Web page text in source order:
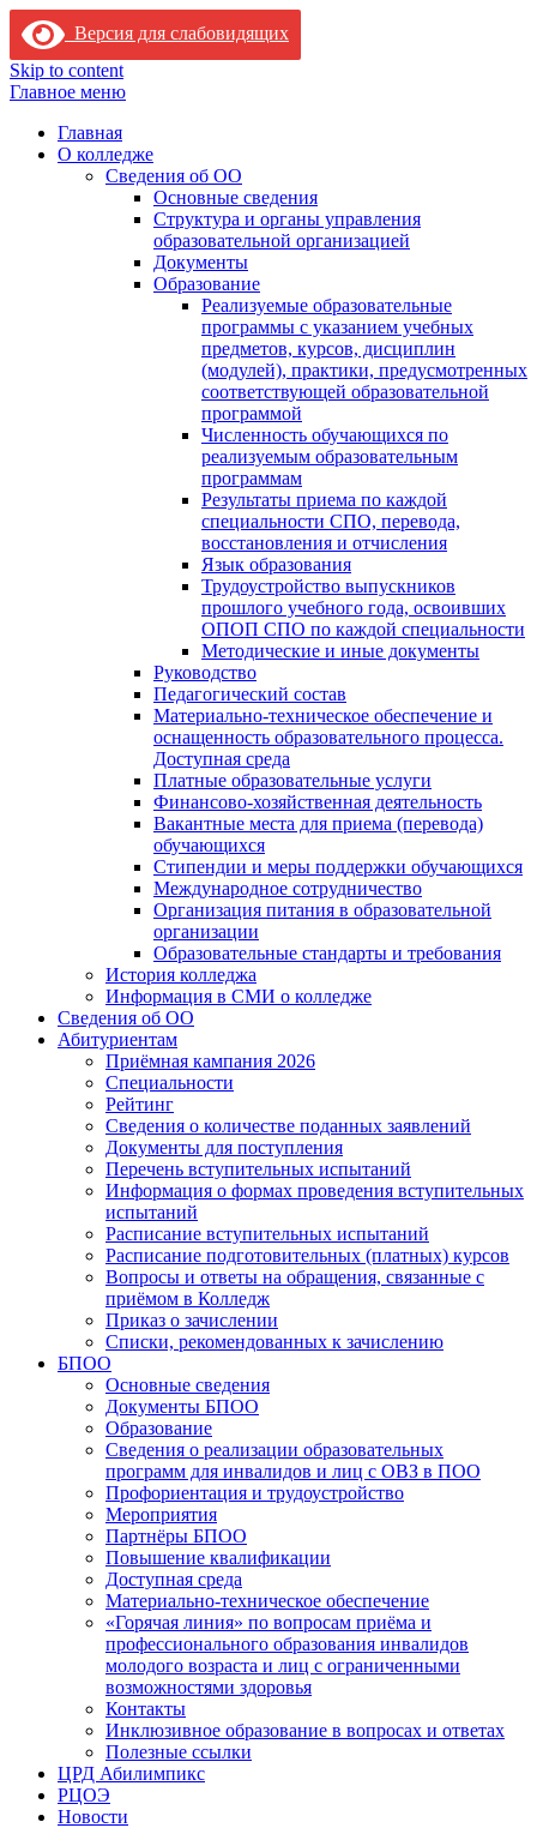
Версия для слабовидящих
Skip to content
Главное меню
Главная
О колледже
Сведения об ОО
Основные сведения
Структура и органы управления
образовательной организацией
Документы
Образование
Реализуемые образовательные
программы с указанием учебных
предметов, курсов, дисциплин
(модулей), практики, предусмотренных
соответствующей образовательной
программой
Численность обучающихся по
реализуемым образовательным
программам
Результаты приема по каждой
специальности СПО, перевода,
восстановления и отчисления
Язык образования
Трудоустройство выпускников
прошлого учебного года, освоивших
ОПОП СПО по каждой специальности
Методические и иные документы
Руководство
Педагогический состав
Материально-техническое обеспечение и
оснащенность образовательного процесса.
Доступная среда
Платные образовательные услуги
Финансово-хозяйственная деятельность
Вакантные места для приема (перевода)
обучающихся
Стипендии и меры поддержки обучающихся
Международное сотрудничество
Организация питания в образовательной
организации
Образовательные стандарты и требования
История колледжа
Информация в СМИ о колледже
Сведения об ОО
Абитуриентам
Приёмная кампания 2026
Специальности
Рейтинг
Сведения о количестве поданных заявлений
Документы для поступления
Перечень вступительных испытаний
Информация о формах проведения вступительных
испытаний
Расписание вступительных испытаний
Расписание подготовительных (платных) курсов
Вопросы и ответы на обращения, связанные с
приёмом в Колледж
Приказ о зачислении
Списки, рекомендованных к зачислению
БПОО
Основные сведения
Документы БПОО
Образование
Сведения о реализации образовательных
программ для инвалидов и лиц с ОВЗ в ПОО
Профориентация и трудоустройство
Мероприятия
Партнёры БПОО
Повышение квалификации
Доступная среда
Материально-техническое обеспечение
«Горячая линия» по вопросам приёма и
профессионального образования инвалидов
молодого возраста и лиц с ограниченными
возможностями здоровья
Контакты
Инклюзивное образование в вопросах и ответах
Полезные ссылки
ЦРД Абилимпикс
РЦОЭ
Новости